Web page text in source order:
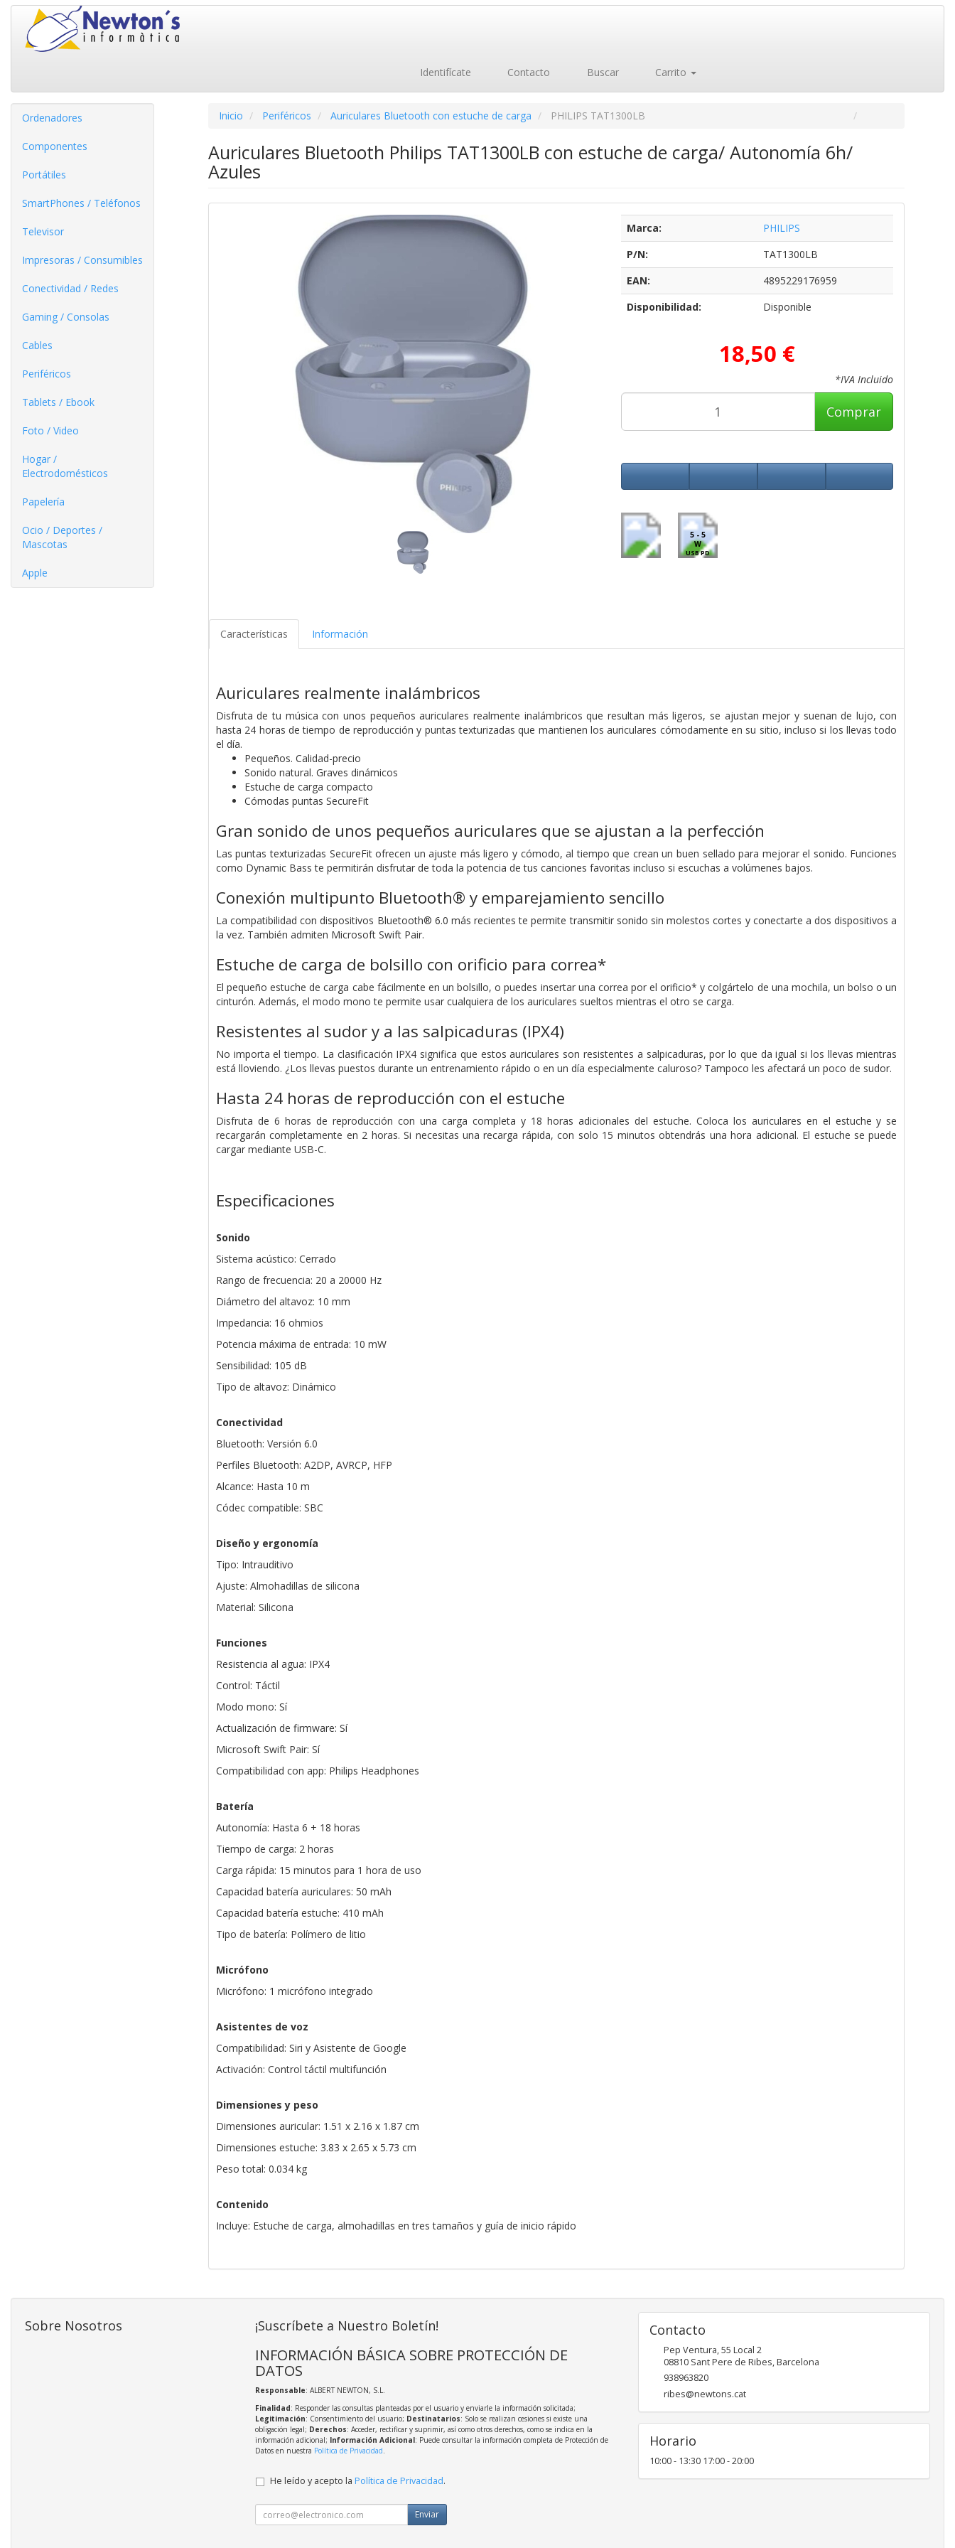
Identifícate Contacto Buscar Carrito
Ordenadores
Componentes
Portátiles
SmartPhones / Teléfonos
Televisor
Impresoras / Consumibles
Conectividad / Redes
Gaming / Consolas
Cables
Periféricos
Tablets / Ebook
Foto / Video
Hogar /
Electrodomésticos
Papelería
Ocio / Deportes /
Mascotas
Apple
Inicio Periféricos Auriculares Bluetooth con estuche de carga PHILIPS TAT1300LB
Auriculares Bluetooth Philips TAT1300LB con estuche de carga/ Autonomía 6h/
Azules
Marca:
PHILIPS
P/N:
TAT1300LB
EAN:
4895229176959
Disponibilidad:
Disponible
18,50 €
*IVA Incluido
Comprar
5 - 5
W
USB PD
Características Información
Auriculares realmente inalámbricos
Disfruta de tu música con unos pequeños auriculares realmente inalámbricos que resultan más ligeros, se ajustan mejor y suenan de lujo, con
hasta 24 horas de tiempo de reproducción y puntas texturizadas que mantienen los auriculares cómodamente en su sitio, incluso si los llevas todo
el día.
Pequeños. Calidad-precio
Sonido natural. Graves dinámicos
Estuche de carga compacto
Cómodas puntas SecureFit
Gran sonido de unos pequeños auriculares que se ajustan a la perfección
Las puntas texturizadas SecureFit ofrecen un ajuste más ligero y cómodo, al tiempo que crean un buen sellado para mejorar el sonido. Funciones
como Dynamic Bass te permitirán disfrutar de toda la potencia de tus canciones favoritas incluso si escuchas a volúmenes bajos.
Conexión multipunto Bluetooth® y emparejamiento sencillo
La compatibilidad con dispositivos Bluetooth® 6.0 más recientes te permite transmitir sonido sin molestos cortes y conectarte a dos dispositivos a
la vez. También admiten Microsoft Swift Pair.
Estuche de carga de bolsillo con orificio para correa*
El pequeño estuche de carga cabe fácilmente en un bolsillo, o puedes insertar una correa por el orificio* y colgártelo de una mochila, un bolso o un
cinturón. Además, el modo mono te permite usar cualquiera de los auriculares sueltos mientras el otro se carga.
Resistentes al sudor y a las salpicaduras (IPX4)
No importa el tiempo. La clasificación IPX4 significa que estos auriculares son resistentes a salpicaduras, por lo que da igual si los llevas mientras
está lloviendo. ¿Los llevas puestos durante un entrenamiento rápido o en un día especialmente caluroso? Tampoco les afectará un poco de sudor.
Hasta 24 horas de reproducción con el estuche
Disfruta de 6 horas de reproducción con una carga completa y 18 horas adicionales del estuche. Coloca los auriculares en el estuche y se
recargarán completamente en 2 horas. Si necesitas una recarga rápida, con solo 15 minutos obtendrás una hora adicional. El estuche se puede
cargar mediante USB-C.
Especificaciones
Sonido
Sistema acústico: Cerrado
Rango de frecuencia: 20 a 20000 Hz
Diámetro del altavoz: 10 mm
Impedancia: 16 ohmios
Potencia máxima de entrada: 10 mW
Sensibilidad: 105 dB
Tipo de altavoz: Dinámico
Conectividad
Bluetooth: Versión 6.0
Perfiles Bluetooth: A2DP, AVRCP, HFP
Alcance: Hasta 10 m
Códec compatible: SBC
Diseño y ergonomía
Tipo: Intrauditivo
Ajuste: Almohadillas de silicona
Material: Silicona
Funciones
Resistencia al agua: IPX4
Control: Táctil
Modo mono: Sí
Actualización de firmware: Sí
Microsoft Swift Pair: Sí
Compatibilidad con app: Philips Headphones
Batería
Autonomía: Hasta 6 + 18 horas
Tiempo de carga: 2 horas
Carga rápida: 15 minutos para 1 hora de uso
Capacidad batería auriculares: 50 mAh
Capacidad batería estuche: 410 mAh
Tipo de batería: Polímero de litio
Micrófono
Micrófono: 1 micrófono integrado
Asistentes de voz
Compatibilidad: Siri y Asistente de Google
Activación: Control táctil multifunción
Dimensiones y peso
Dimensiones auricular: 1.51 x 2.16 x 1.87 cm
Dimensiones estuche: 3.83 x 2.65 x 5.73 cm
Peso total: 0.034 kg
Contenido
Incluye: Estuche de carga, almohadillas en tres tamaños y guía de inicio rápido
Sobre Nosotros ¡Suscríbete a Nuestro Boletín!
INFORMACIÓN BÁSICA SOBRE PROTECCIÓN DE
DATOS
Responsable: ALBERT NEWTON, S.L.
Finalidad: Responder las consultas planteadas por el usuario y enviarle la información solicitada;
Legitimación: Consentimiento del usuario; Destinatarios: Solo se realizan cesiones si existe una
obligación legal; Derechos: Acceder, rectificar y suprimir, así como otros derechos, como se indica en la
información adicional; Información Adicional: Puede consultar la información completa de Protección de
Datos en nuestra Política de Privacidad.
He leído y acepto la Política de Privacidad.
Enviar
Contacto
Pep Ventura, 55 Local 2
08810 Sant Pere de Ribes,Barcelona
938963820
ribes@newtons.cat
Horario
10:00 - 13:30 17:00 - 20:00